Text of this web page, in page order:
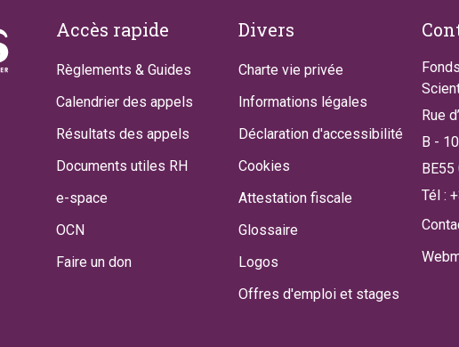
Footer
Accès rapide
Règlements & Guides
Calendrier des appels
Résultats des appels
Documents utiles RH
e-space
OCN
Faire un don
Divers
Charte vie privée
Informations légales
Déclaration d'accessibilité
Cookies
Attestation fiscale
Glossaire
Logos
Offres d'emploi et stages
Rue
B -
Tél :